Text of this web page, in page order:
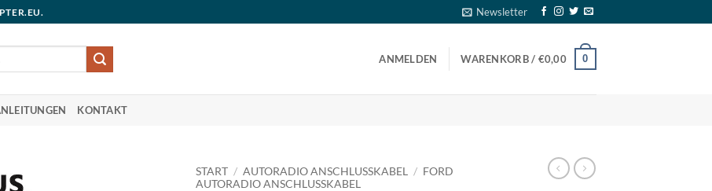
Newsletter
ANMELDEN WARENKORB / €0,00 0
KONTAKT
START / AUTORADIO ANSCHLUSSKABEL / FORD
AUTORADIO ANSCHLUSSKABEL